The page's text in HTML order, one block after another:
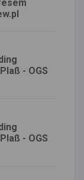
- OGS
- OGS